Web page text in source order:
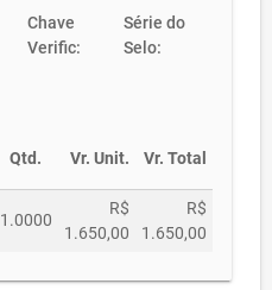
Chave
Verific:
Série do
Selo:
Qtd. Vr. Unit. Vr. Total
1.0000
R$
1.650,00
R$
1.650,00